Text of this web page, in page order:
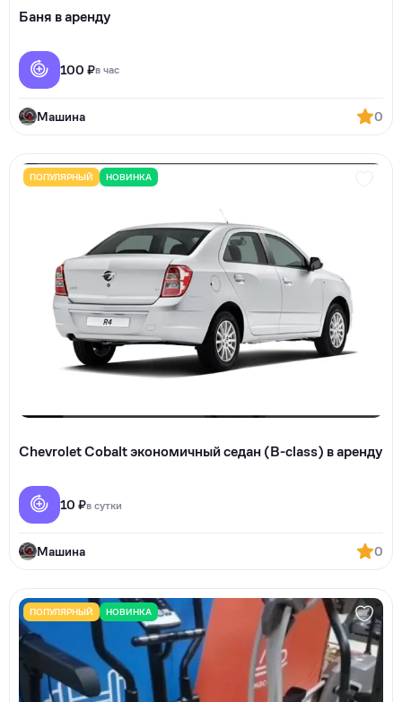
Баня в аренду
100 ₽в час
Машина 0
ПОПУЛЯРНЫЙ НОВИНКА
Chevrolet Cobalt экономичный седан (B-class) в аренду
10 ₽в сутки
Машина 0
ПОПУЛЯРНЫЙ НОВИНКА